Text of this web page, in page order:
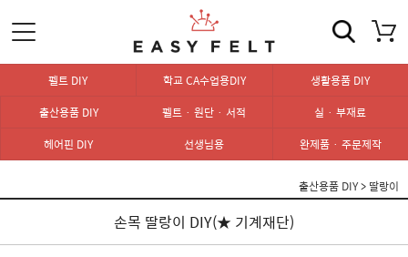
펠트 DIY 학교 CA수업용DIY
생활용품 DIY
출산용품 DIY
펠트 · 원단 · 서적
실 · 부재료
헤어핀 DIY
선생님용 완제품 · 주문제작
출산용품 DIY> 딸랑이
손목 딸랑이 DIY(★ 기계재단)